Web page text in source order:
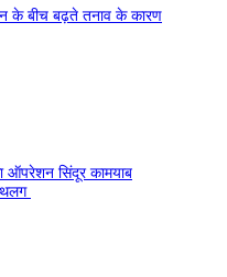
के बीच बढ़ते तनाव के कारण
सिंदूर कामयाब
थलग